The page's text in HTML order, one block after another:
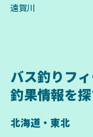
遠賀川
バス釣りフ
釣果情報を
北海道・東北